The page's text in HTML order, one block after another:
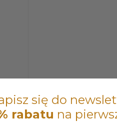
się do
rabatu na